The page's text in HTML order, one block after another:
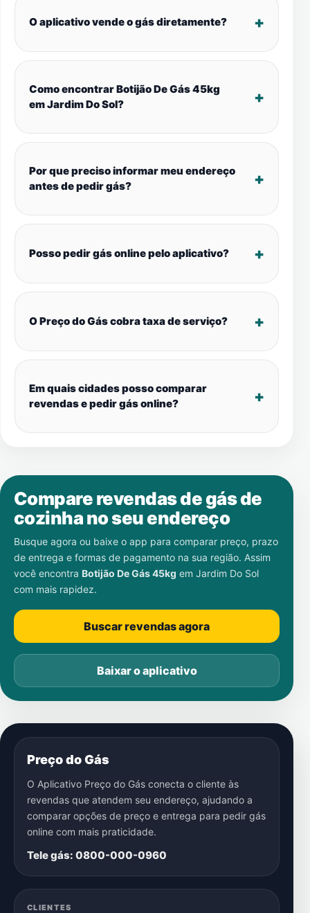
O aplicativo vende o gás diretamente?
Como encontrar Botijão De Gás 45kg
em Jardim Do Sol?
Por que preciso informar meu endereço
antes de pedir gás?
Posso pedir gás online pelo aplicativo?
O Preço do Gás cobra taxa de serviço?
Em quais cidades posso comparar
revendas e pedir gás online?
Compare revendas de gás de
cozinha no seu endereço
Busque agora ou baixe o app para comparar preço, prazo
de entrega e formas de pagamento na sua região. Assim
você encontra Botijão De Gás 45kg em Jardim Do Sol
com mais rapidez.
Buscar revendas agora
Baixar o aplicativo
Preço do Gás
O Aplicativo Preço do Gás conecta o cliente às
revendas que atendem seu endereço, ajudando a
comparar opções de preço e entrega para pedir gás
online com mais praticidade.
Tele gás: 0800-000-0960
CLIENTES